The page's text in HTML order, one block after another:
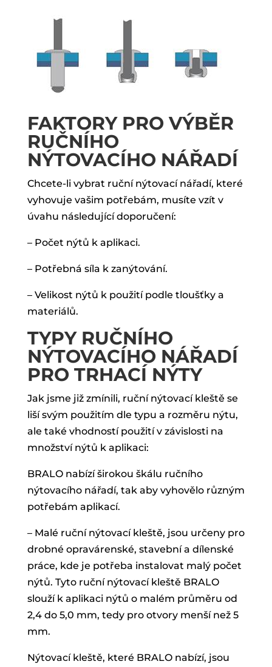
FAKTORY PRO VÝBĚR
RUČNÍHO
NÝTOVACÍHO NÁŘADÍ
Chcete-li vybrat ruční nýtovací nářadí, které
vyhovuje vašim potřebám, musíte vzít v
úvahu následující doporučení:
– Počet nýtů k aplikaci.
– Potřebná síla k zanýtování.
– Velikost nýtů k použití podle tloušťky a
materiálů.
TYPY RUČNÍHO
NÝTOVACÍHO NÁŘADÍ
PRO TRHACÍ NÝTY
Jak jsme již zmínili, ruční nýtovací kleště se
liší svým použitím dle typu a rozměru nýtu,
ale také vhodností použití v závislosti na
množství nýtů k aplikaci:
BRALO nabízí širokou škálu ručního
nýtovacího nářadí, tak aby vyhovělo různým
potřebám aplikací.
– Malé ruční nýtovací kleště, jsou určeny pro
drobné opravárenské, stavební a dílenské
práce, kde je potřeba instalovat malý počet
nýtů. Tyto ruční nýtovací kleště BRALO
slouží k aplikaci nýtů o malém průměru od
2,4 do 5,0 mm, tedy pro otvory menší než 5
mm.
Nýtovací kleště, které BRALO nabízí, jsou